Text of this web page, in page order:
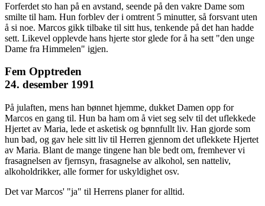
Forferdet sto han på en avstand, seende på den vakre Dame som
smilte til ham. Hun forblev der i omtrent 5 minutter, så forsvant uten
å si noe. Marcos gikk tilbake til sitt hus, tenkende på det han hadde
sett. Likevel opplevde hans hjerte stor glede for å ha sett "den unge
Dame fra Himmelen" igjen.
Fem Opptreden
24. desember 1991
På julaften, mens han bønnet hjemme, dukket Damen opp for
Marcos en gang til. Hun ba ham om å viet seg selv til det uflekkede
Hjertet av Maria, lede et asketisk og bønnfullt liv. Han gjorde som
hun bad, og gav hele sitt liv til Herren gjennom det uflekkete Hjertet
av Maria. Blant de mange tingene han ble bedt om, fremhever vi
frasagnelsen av fjernsyn, frasagnelse av alkohol, sen natteliv,
alkoholdrikker, alle former for uskyldighet osv.
Det var Marcos' "ja" til Herrens planer for alltid.